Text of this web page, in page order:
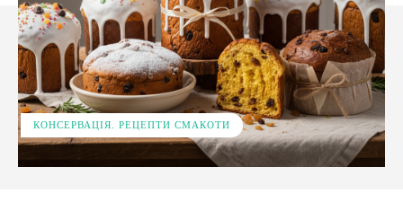
КОНСЕРВАЦІЯ. РЕЦЕПТИ СМАКОТИ